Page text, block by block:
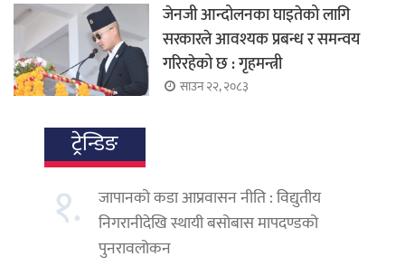
जेनजी आन्दोलनका घाइतेको लागि
सरकारले आवश्यक प्रबन्ध र समन्वय
गरिरहेको छ : गृहमन्त्री
साउन २२, २०८३
ट्रेन्डिङ
१.
जापानको कडा आप्रवासन नीति : विद्युतीय
निगरानीदेखि स्थायी बसोबास मापदण्डको
पुनरावलोकन